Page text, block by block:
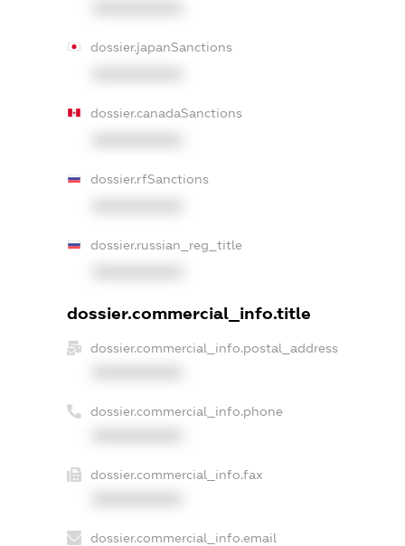
dossier.japanSanctions
dossier.canadaSanctions
dossier.rfSanctions
dossier.russian_reg_title
dossier.commercial_info.title
dossier.commercial_info.postal_address
dossier.commercial_info.phone
dossier.commercial_info.fax
dossier.commercial_info.email